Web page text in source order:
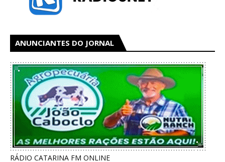
ANUNCIANTES DO JORNAL
RÁDIO CATARINA FM ONLINE